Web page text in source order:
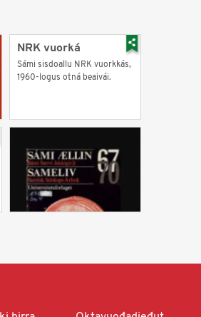
NRK vuorká
Sámi sisdoallu NRK vuorkkás,
1960-logus otná beaivái.